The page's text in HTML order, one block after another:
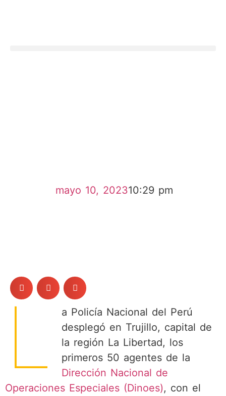
mayo 10, 202310:29 pm
L
a Policía Nacional del Perú
desplegó en Trujillo, capital de
la región La Libertad, los
primeros 50 agentes de la
Dirección Nacional de
Operaciones Especiales (Dinoes), con el